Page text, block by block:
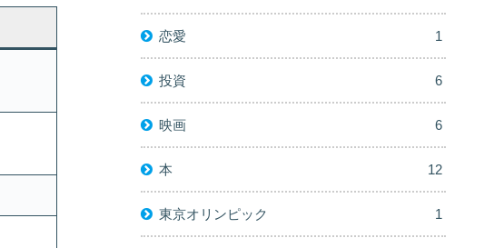
恋愛 1
投資 6
映画 6
本 12
東京オリンピック 1